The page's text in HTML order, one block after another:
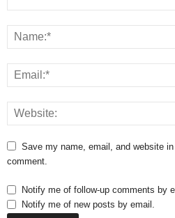
Save my name, email, and website
comment.
Notify me of follow-up comments by
Notify me of new posts by email.